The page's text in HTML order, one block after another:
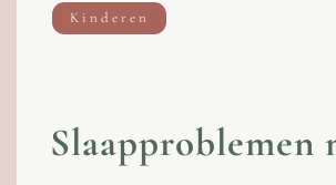
Kinderen
Slaapproblemen